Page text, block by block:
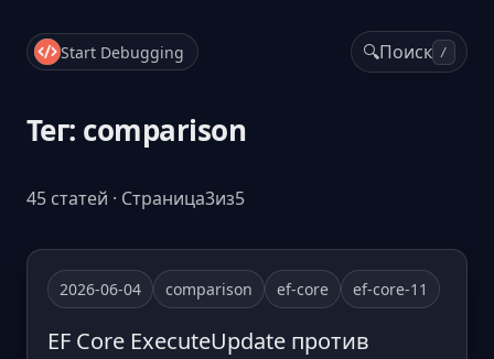
Start Debugging 🔍Поиск /
Тег: comparison
45 статей · Страница3из5
2026-06-04 comparison ef-core ef-core-11
EF Core ExecuteUpdate против